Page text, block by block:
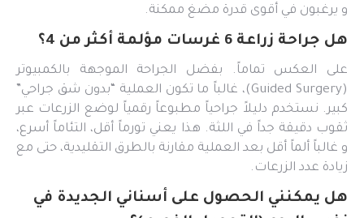
و يرغبون في أقوى قدرة مضغ ممكنة.
هل جراحة زراعة 6 غرسات مؤلمة أكثر من 4؟
على العكس تماماً. بفضل الجراحة الموجهة بالكمبيوتر
(Guided Surgery)، غالباً ما تكون العملية “بدون شق جراحي”
كبير. نستخدم دليلاً جراحياً مطبوعاً رقمياً لوضع الزرعات عبر
ثقوب دقيقة جداً في اللثة. هذا يعني تورماً أقل، التئاماً أسرع،
و غالباً ألماً أقل بعد العملية مقارنة بالطرق التقليدية، حتى مع
زيادة عدد الزرعات.
هل يمكنني الحصول على أسناني الجديدة في